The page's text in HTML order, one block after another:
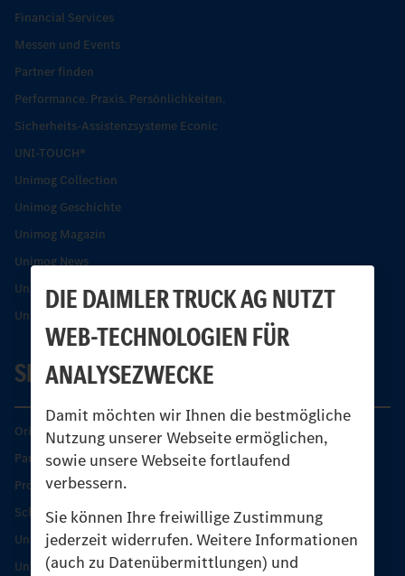
DIE DAIMLER TRUCK AG NUTZT
WEB-TECHNOLOGIEN FÜR
ANALYSEZWECKE
Damit möchten wir Ihnen die bestmögliche
Nutzung unserer Webseite ermöglichen,
sowie unsere Webseite fortlaufend
verbessern.
Sie können Ihre freiwillige Zustimmung
jederzeit widerrufen. Weitere Informationen
(auch zu Datenübermittlungen) und
Financial Services
Messen und Events
Partner finden
Performance. Praxis. Persönlichkeiten.
Sicherheits-Assistenzsysteme Econic
UNI-TOUCH®
Unimog Collection
Unimog Geschichte
Unimog Magazin
Unimog News
Unimog Partner-Portal
Unimog Sicherheit
SERVICE
Original-Teile
Partner finden
Produkt-Highlights
Schutz und Werterhalt
Unimog Serviceangebot
Unimog Servicetage